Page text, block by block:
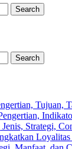
Search
Search
Tujuan,
Strategi,